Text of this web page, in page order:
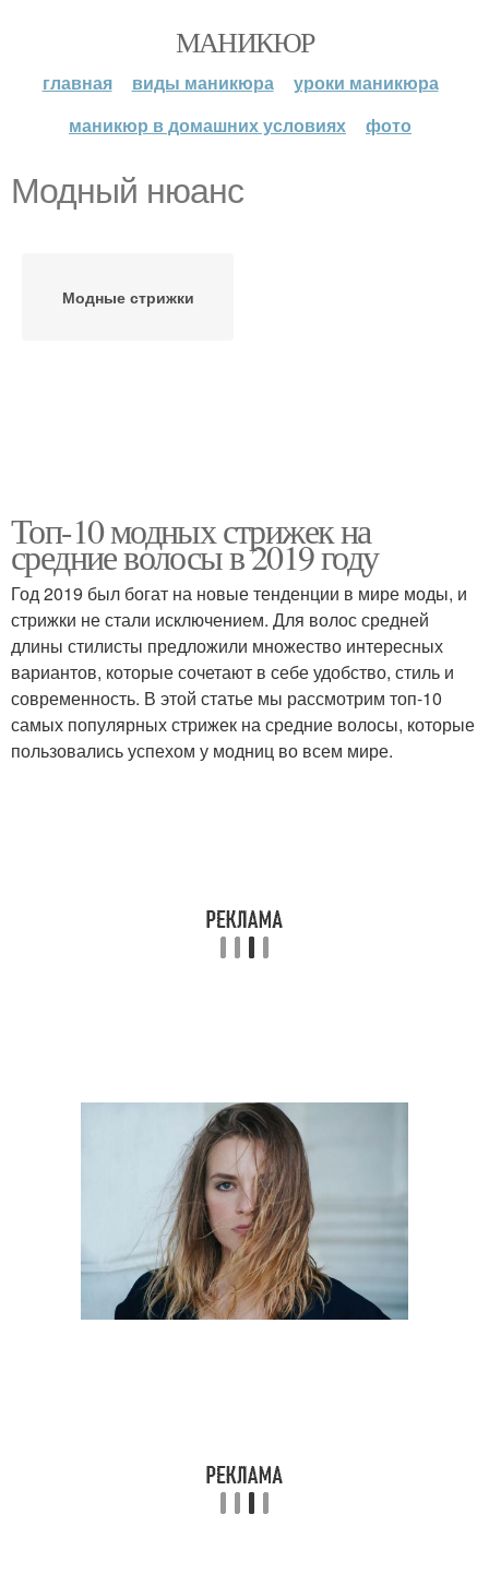
МАНИКЮР
главная виды маникюра
уроки маникюра
маникюр в домашних условиях
фото
Модный нюанс
Модные стрижки
Топ-10 модных стрижек на
средние волосы в 2019 году
Год 2019 был богат на новые тенденции в мире моды, и
стрижки не стали исключением. Для волос средней
длины стилисты предложили множество интересных
вариантов, которые сочетают в себе удобство, стиль и
современность. В этой статье мы рассмотрим топ-10
самых популярных стрижек на средние волосы, которые
пользовались успехом у модниц во всем мире.